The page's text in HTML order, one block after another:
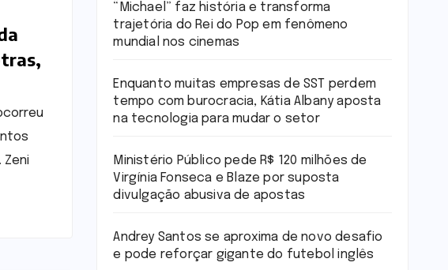
Zeni
“Michael” faz história e transforma
trajetória do Rei do Pop em fenômeno
mundial nos cinemas
Enquanto muitas empresas de SST perdem
tempo com burocracia, Kátia Albany aposta
na tecnologia para mudar o setor
Ministério Público pede R$ 120 milhões de
Virgínia Fonseca e Blaze por suposta
divulgação abusiva de apostas
Andrey Santos se aproxima de novo desafio
e pode reforçar gigante do futebol inglês